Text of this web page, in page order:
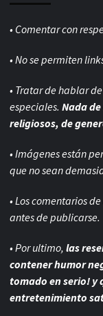
• Comentar con
• No se permiten
• Tratar de hablar
especiales. Nada
religiosos, de
• Imágenes están
que no sean
• Los comentarios
antes de publicarse.
• Por ultimo, las
contener humor
tomado en serio! y
entretenimiento